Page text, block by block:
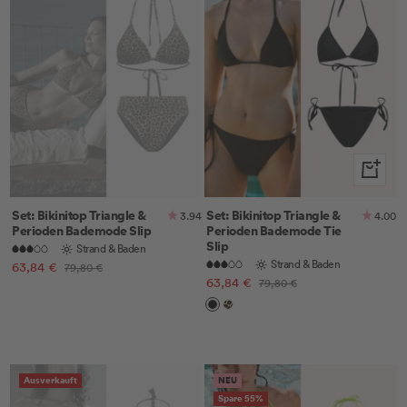
Set: Bikinitop Triangle &
Perioden Bademode Slip
3.94
Strand & Baden
Angebotspreis
63,84 € Regulärer
79,80 €
Set: Bikinitop Triangle &
Perioden Bademode Tie
Slip
4.00
Strand & Baden
Angebotspreis
63,84 € Regulärer
79,80 €
Black
Leo
Ausverkauft
NEU
Spare 55%